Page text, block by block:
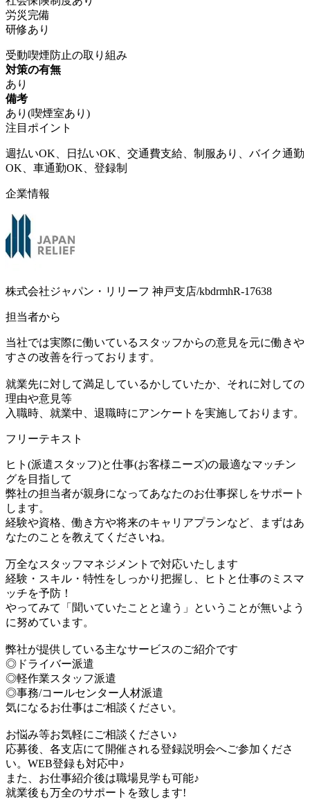
労災完備
研修あり
受動喫煙防止の取り組み
対策の有無
あり
備考
あり(喫煙室あり)
注目ポイント
週払いOK、日払いOK、交通費支給、制服あり、バイク通勤
OK、車通勤OK、登録制
企業情報
株式会社ジャパン・リリーフ 神戸支店/kbdrmhR-17638
担当者から
当社では実際に働いているスタッフからの意見を元に働きや
すさの改善を行っております。
就業先に対して満足しているかしていたか、それに対しての
理由や意見等
入職時、就業中、退職時にアンケートを実施しております。
フリーテキスト
ヒト(派遣スタッフ)と仕事(お客様ニーズ)の最適なマッチン
グを目指して
弊社の担当者が親身になってあなたのお仕事探しをサポート
します。
経験や資格、働き方や将来のキャリアプランなど、まずはあ
なたのことを教えてくださいね。
万全なスタッフマネジメントで対応いたします
経験・スキル・特性をしっかり把握し、ヒトと仕事のミスマ
ッチを予防！
やってみて「聞いていたことと違う」ということが無いよう
に努めています。
弊社が提供している主なサービスのご紹介です
◎ドライバー派遣
◎軽作業スタッフ派遣
◎事務/コールセンター人材派遣
気になるお仕事はご相談ください。
お悩み等お気軽にご相談ください♪
応募後、各支店にて開催される登録説明会へご参加くださ
い。WEB登録も対応中♪
また、お仕事紹介後は職場見学も可能♪
就業後も万全のサポートを致します!